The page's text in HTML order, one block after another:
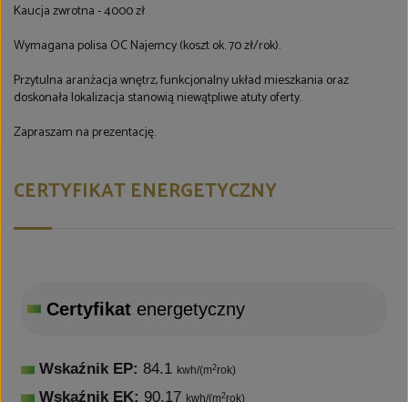
Kaucja zwrotna - 4000 zł
Wymagana polisa OC Najemcy (koszt ok. 70 zł/rok).
Przytulna aranżacja wnętrz, funkcjonalny układ mieszkania oraz
doskonała lokalizacja stanowią niewątpliwe atuty oferty.
Zapraszam na prezentację.
CERTYFIKAT ENERGETYCZNY
Certyfikat energetyczny
Wskaźnik EP: 84.1 kwh/(m2rok)
Wskaźnik EK: 90,17 kwh/(m2rok)